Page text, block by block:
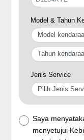
Model & Tahun
Jenis Service
Saya
menyetujui